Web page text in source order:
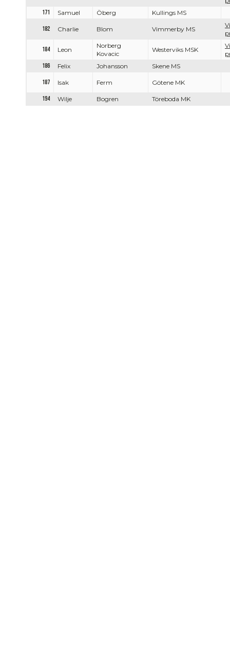
171
Samuel Öberg Kullings MS
182 Charlie Blom Vimmerby MS
184 Leon
Norberg
Kovacic
Westerviks MSK
186
Felix Johansson Skene MS
187 Isak Ferm Götene MK
194 Wilje Bogren Töreboda MK